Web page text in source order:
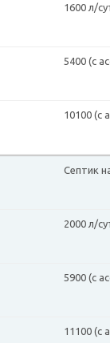
1600 л/
5400 (с
10100 (с
Септик
2000 л/
5900 (с
11100 (с